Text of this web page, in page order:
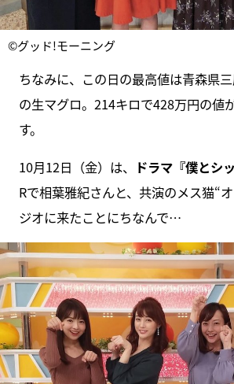
©グッド!モーニング
ちなみに、この日の最高値は青森県
の生マグロ。214キロで428万円の値
す。
10月12日（金）は、 ドラマ『僕とシ
Rで相葉雅紀さんと、共演のメス猫“
ジオに来たことにちなんで…